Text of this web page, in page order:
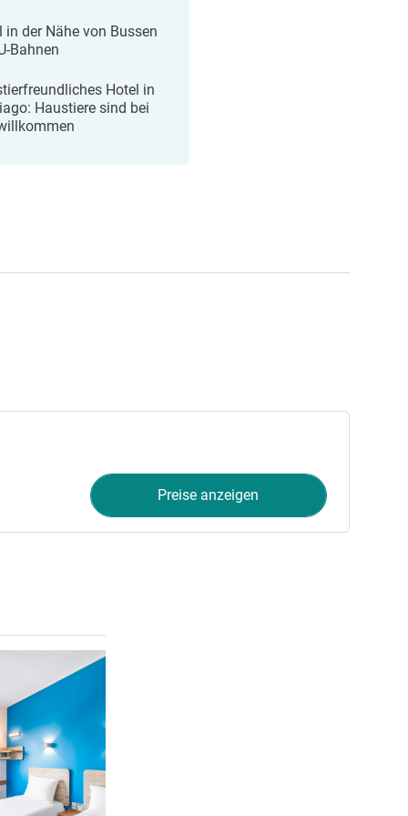
in der Nähe von Bussen
Bahnen
Hotel in
Haustiere sind bei
Preise anzeigen